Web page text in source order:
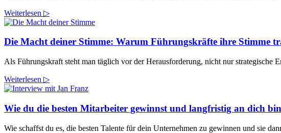
Weiterlesen ▷
Die Macht deiner Stimme: Warum Führungskräfte ihre Stimme
Als Führungskraft steht man täglich vor der Herausforderung, nicht nur strategische
Weiterlesen ▷
Wie du die besten Mitarbeiter gewinnst und langfristig an dich
Wie schaffst du es, die besten Talente für dein Unternehmen zu gewinnen und sie